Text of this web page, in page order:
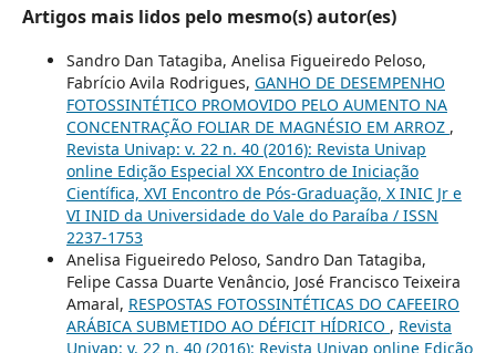
Artigos mais lidos pelo mesmo(s) autor(es)
Sandro Dan Tatagiba, Anelisa Figueiredo Peloso,
Fabrício Avila Rodrigues, GANHO DE DESEMPENHO
FOTOSSINTÉTICO PROMOVIDO PELO AUMENTO NA
CONCENTRAÇÃO FOLIAR DE MAGNÉSIO EM ARROZ ,
Revista Univap: v. 22 n. 40 (2016): Revista Univap
online Edição Especial XX Encontro de Iniciação
Científica, XVI Encontro de Pós-Graduação, X INIC Jr e
VI INID da Universidade do Vale do Paraíba / ISSN
2237-1753
Anelisa Figueiredo Peloso, Sandro Dan Tatagiba,
Felipe Cassa Duarte Venâncio, José Francisco Teixeira
Amaral, RESPOSTAS FOTOSSINTÉTICAS DO CAFEEIRO
ARÁBICA SUBMETIDO AO DÉFICIT HÍDRICO , Revista
Univap: v. 22 n. 40 (2016): Revista Univap online Edição